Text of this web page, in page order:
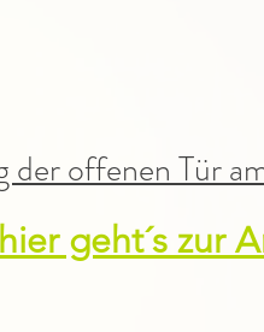
der offenen Tür
geht´s zur